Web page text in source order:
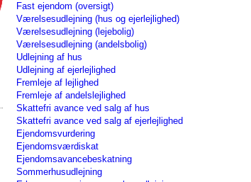
Fast ejendom (oversigt)
Værelsesudlejning (hus og ejerlejlighed)
Værelsesudlejning (lejebolig)
Værelsesudlejning (andelsbolig)
Udlejning af hus
Udlejning af ejerlejlighed
Fremleje af lejlighed
Fremleje af andelslejlighed
Skattefri avance ved salg af hus
Skattefri avance ved salg af ejerlejlighed
Ejendomsvurdering
Ejendomsværdiskat
Ejendomsavancebeskatning
Sommerhusudlejning